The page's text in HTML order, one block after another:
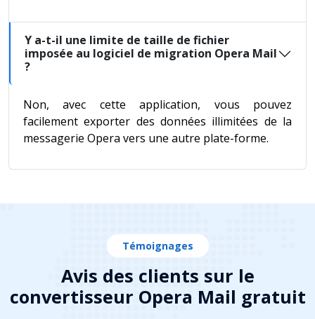
Y a-t-il une limite de taille de fichier
imposée au logiciel de migration Opera Mail
?
Non, avec cette application, vous pouvez
facilement exporter des données illimitées de la
messagerie Opera vers une autre plate-forme.
Témoignages
Avis des clients sur le
convertisseur Opera Mail gratuit